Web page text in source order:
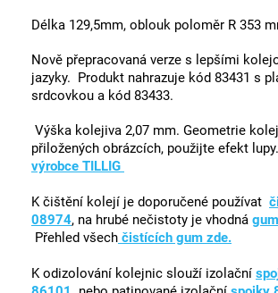
Délka 129,5mm, oblouk poloměr R 353
Nově přepracovaná verze s lepšími
jazyky. Produkt nahrazuje kód 83431 s
srdcovkou a kód 83433.
Výška kolejiva 2,07 mm. Geometrie
přiložených obrázcích, použijte efekt
výrobce TILLIG
K čištění kolejí je doporučené používat
08974, na hrubé nečistoty je vhodná
Přehled všech čistících gum zde.
K odizolování kolejnic slouží izolační